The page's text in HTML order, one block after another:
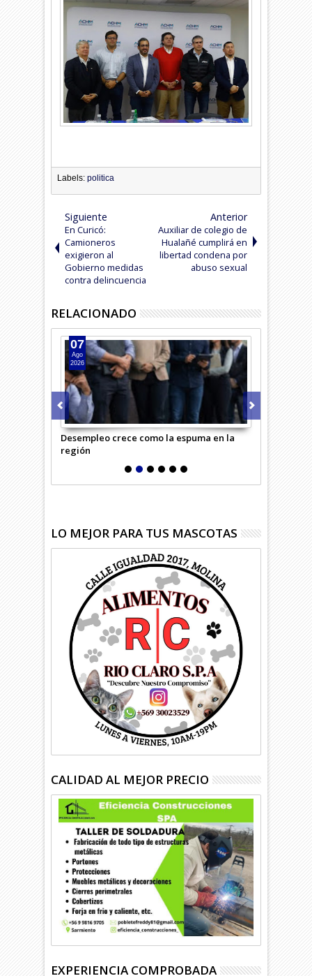
Labels:politica
Siguiente
En Curicó:
Camioneros
exigieron al
Gobierno medidas
contra delincuencia
Anterior
Auxiliar de colegio de
Hualañé cumplirá en
libertad condena por
abuso sexual
RELACIONADO
Desempleo crece como la espuma en la
región
07
Ago
2026
LO MEJOR PARA TUS MASCOTAS
CALIDAD AL MEJOR PRECIO
EXPERIENCIA COMPROBADA